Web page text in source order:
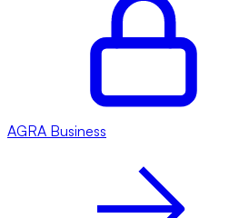
AGRA Business